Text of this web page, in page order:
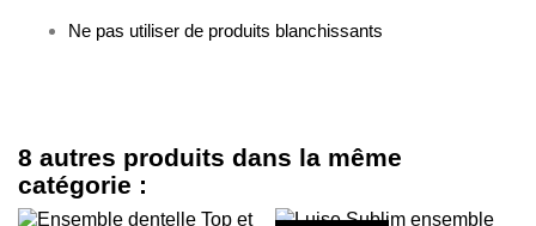
Ne pas utiliser de produits blanchissants
8 autres produits dans la même
catégorie :